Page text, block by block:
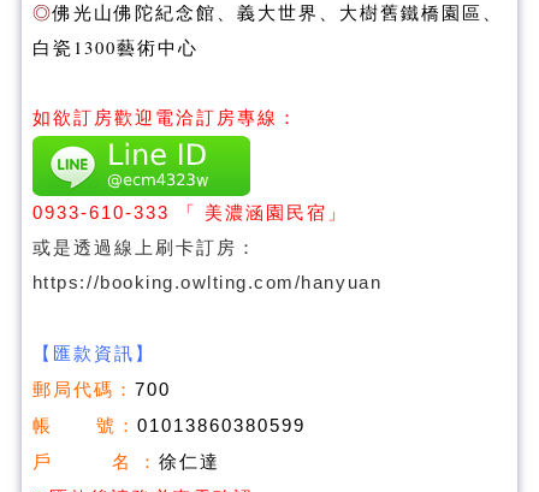
◎佛光山佛陀紀念館、義大世界、大樹舊鐵橋園區、
白瓷1300藝術中心
如欲訂房歡迎電洽訂房專線：
0933-610-333
「 美濃涵園民宿」
或是透過線上刷卡訂房：
https://booking.owlting.com/hanyuan
【匯款資訊】
郵局代碼： 700
帳 號： 01013860380599
戶 名 ：徐仁達